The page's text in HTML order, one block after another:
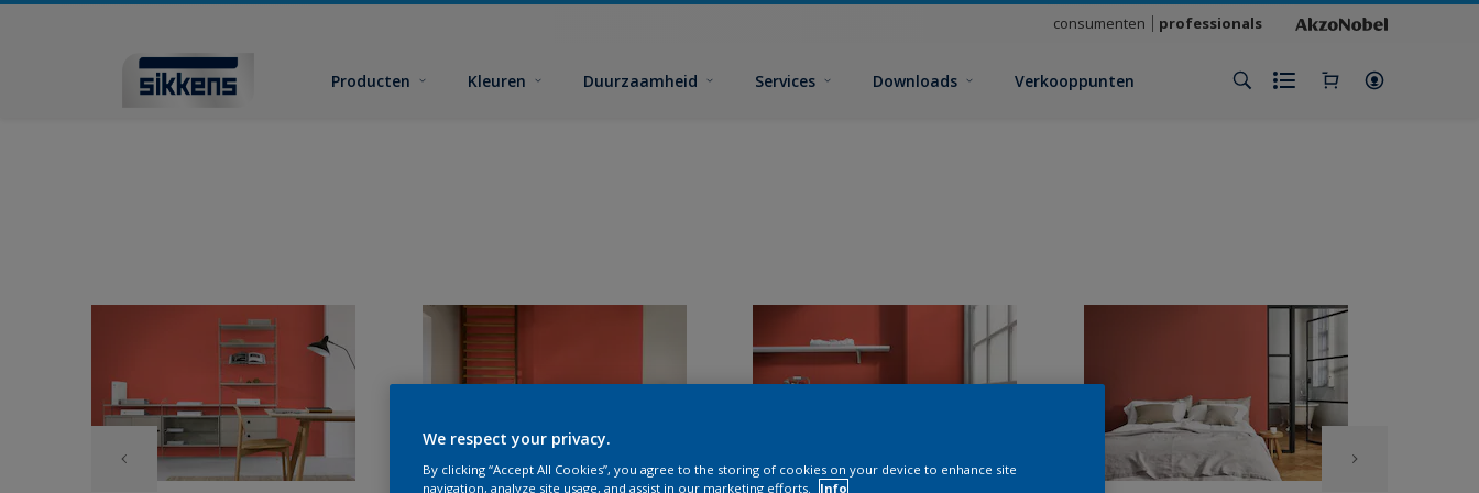
consumenten professionals
Producten Kleuren Duurzaamheid Services Downloads Verkooppunten
We respect your privacy.
By clicking “Accept All Cookies”, you agree to the storing of cookies on your device to enhance site
navigation, analyze site usage, and assist in our marketing efforts.
Info